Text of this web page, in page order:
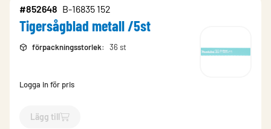
#852648 B-16835 152
Tigersågblad metall /5st
förpackningsstorlek: 36 st
Logga in för pris
Lägg till
`$Lägg till